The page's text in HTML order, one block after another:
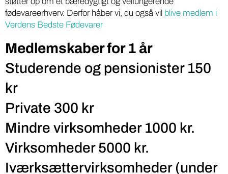
fødevareerhverv. Derfor håber vi, du også vil blive medlem i
Verdens Bedste Fødevarer
Medlemskaber for 1 år
Studerende og pensionister 150
kr
Private 300 kr
Mindre virksomheder 1000 kr.
Virksomheder 5000 kr.
Iværksættervirksomheder (under